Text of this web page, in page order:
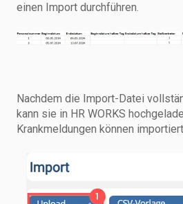
einen Import durchführen.
Nachdem die Import-Datei
kann sie in HR WORKS
Krankmeldungen können